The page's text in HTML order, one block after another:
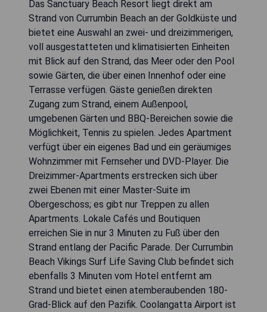
Das Sanctuary Beach Resort liegt direkt am
Strand von Currumbin Beach an der Goldküste und
bietet eine Auswahl an zwei- und dreizimmerigen,
voll ausgestatteten und klimatisierten Einheiten
mit Blick auf den Strand, das Meer oder den Pool
sowie Gärten, die über einen Innenhof oder eine
Terrasse verfügen. Gäste genießen direkten
Zugang zum Strand, einem Außenpool,
umgebenen Gärten und BBQ-Bereichen sowie die
Möglichkeit, Tennis zu spielen. Jedes Apartment
verfügt über ein eigenes Bad und ein geräumiges
Wohnzimmer mit Fernseher und DVD-Player. Die
Dreizimmer-Apartments erstrecken sich über
zwei Ebenen mit einer Master-Suite im
Obergeschoss; es gibt nur Treppen zu allen
Apartments. Lokale Cafés und Boutiquen
erreichen Sie in nur 3 Minuten zu Fuß über den
Strand entlang der Pacific Parade. Der Currumbin
Beach Vikings Surf Life Saving Club befindet sich
ebenfalls 3 Minuten vom Hotel entfernt am
Strand und bietet einen atemberaubenden 180-
Grad-Blick auf den Pazifik. Coolangatta Airport ist